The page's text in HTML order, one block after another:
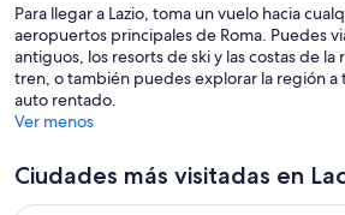
Para llegar a Lazio, toma un vuelo hacia
aeropuertos principales de Roma. Puedes
antiguos, los resorts de ski y las costas de
tren, o también puedes explorar la región
auto rentado.
Ver menos
Ciudades más visitadas en